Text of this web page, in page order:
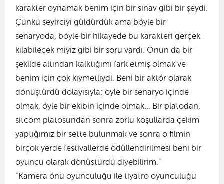
karakter oynamak benim için bir sınav gibi bir şeydi.
Çünkü seyirciyi güldürdük ama böyle bir
senaryoda, böyle bir hikayede bu karakteri gerçek
kılabilecek miyiz gibi bir soru vardı. Onun da bir
şekilde altından kalktığımı fark etmiş olmak ve
benim için çok kıymetliydi. Beni bir aktör olarak
dönüştürdü dolayısıyla; öyle bir senaryo içinde
olmak, öyle bir ekibin içinde olmak... Bir platodan,
sitcom platosundan sonra zorlu koşullarda çekim
yaptığımız bir sette bulunmak ve sonra o filmin
birçok yerde festivallerde ödüllendirilmesi beni bir
oyuncu olarak dönüştürdü diyebilirim.”
“Kamera önü oyunculuğu ile tiyatro oyunculuğu